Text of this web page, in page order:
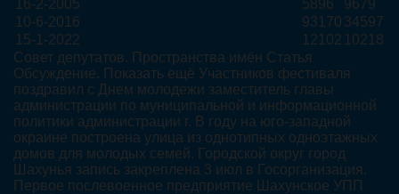
16-2-2005 5896
9679
10-6-2016
93170 34597
15-1-2022
12102 10218
Совет депутатов. Пространства имён Статья
Обсуждение. Показать ещё Участников фестиваля
поздравил с Днем молодежи заместитель главы
администрации по муниципальной и информационной
политики администрации г. В году на юго-западной
окраине построена улица из однотипных одноэтажных
домов для молодых семей. Городской округ город
Шахунья запись закреплена 3 июл в Госорганизация.
Первое послевоенное предприятие Шахунское УПП